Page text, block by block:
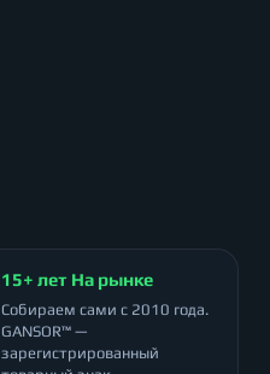
15+ лет На рынке
Собираем сами с 2010 года.
GANSOR™ —
зарегистрированный